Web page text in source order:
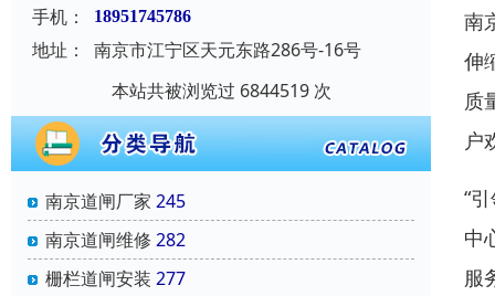
手机：
18951745786
地址：
南京市江宁区天元东路286号-16号
本站共被浏览过 6844519 次
南京道闸厂家 245
南京道闸维修 282
栅栏道闸安装 277
南
伸
质
户
“
中
服